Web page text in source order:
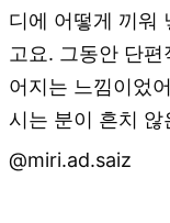
디에 어떻게 끼워
고요. 그동안 단
어지는 느낌이었
시는 분이 흔치
@miri.ad.saiz